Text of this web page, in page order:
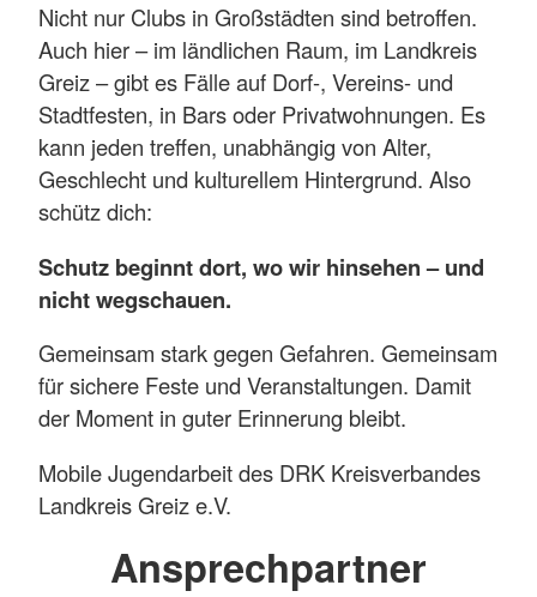
Nicht nur Clubs in Großstädten sind betroffen.
Auch hier – im ländlichen Raum, im Landkreis
Greiz – gibt es Fälle auf Dorf-, Vereins- und
Stadtfesten, in Bars oder Privatwohnungen. Es
kann jeden treffen, unabhängig von Alter,
Geschlecht und kulturellem Hintergrund. Also
schütz dich:
Schutz beginnt dort, wo wir hinsehen – und
nicht wegschauen.
Gemeinsam stark gegen Gefahren. Gemeinsam
für sichere Feste und Veranstaltungen. Damit
der Moment in guter Erinnerung bleibt.
Mobile Jugendarbeit des DRK Kreisverbandes
Landkreis Greiz e.V.
Ansprechpartner